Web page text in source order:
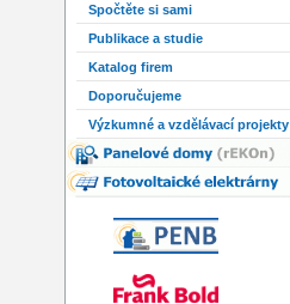
Spočtěte si sami
Publikace a studie
Katalog firem
Doporučujeme
Výzkumné a vzdělávací projekty